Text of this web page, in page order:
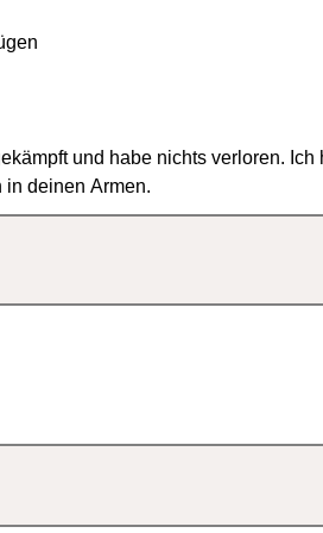
und habe nichts verloren. Ich
in deinen Armen.
hinterlassen Spuren in unseren
was unbegreiflich ist, im